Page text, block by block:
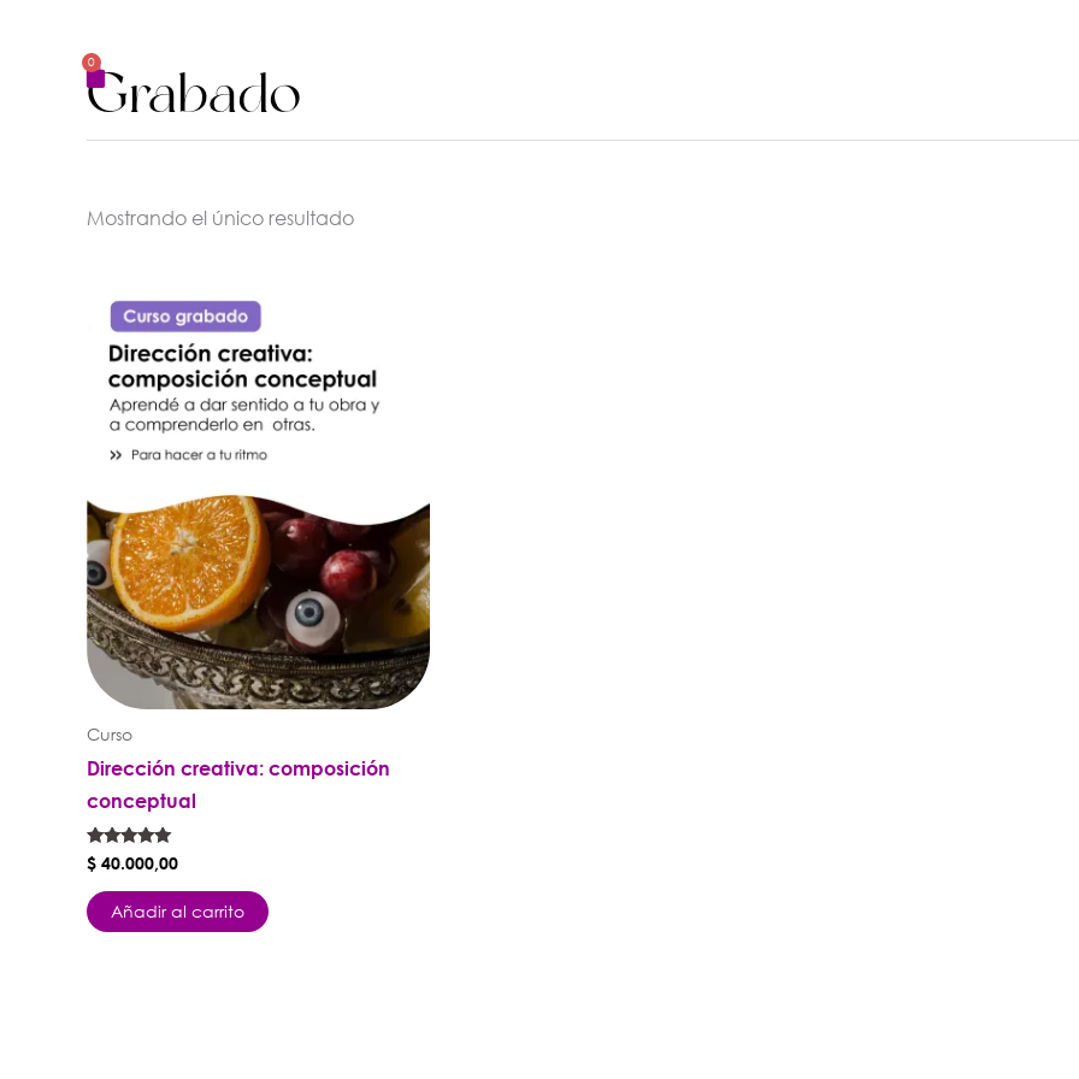
contenido
0
Cart
Grabado
Mostrando el único resultado
Curso
Dirección creativa: composición
conceptual
Valorado con
5.00
de 5
$ 40.000,00
Añadir al carrito